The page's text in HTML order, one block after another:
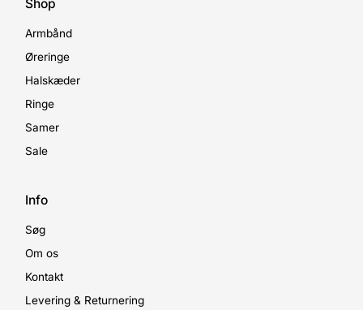
Shop
Armbånd
Øreringe
Halskæder
Ringe
Samer
Sale
Info
Søg
Om os
Kontakt
Levering & Returnering